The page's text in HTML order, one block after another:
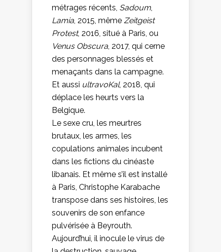
métrages récents, Sadoum
Lamia , 2015, même Zeitgeist
Protest, 2016, situé à Paris, ou
Venus Obscura , 2017, qui cerne
des personnages blessés et
menaçants dans la campagne.
Et aussi ultravoKal, 2018, qui
déplace les heurts vers la
Belgique.
Le sexe cru, les meurtres
brutaux, les armes, les
copulations animales incubent
dans les fictions du cinéaste
libanais. Et même s’il est installé
à Paris, Christophe Karabache
transpose dans ses histoires, les
souvenirs de son enfance
pulvérisée à Beyrouth.
Aujourd’hui, il inocule le virus de